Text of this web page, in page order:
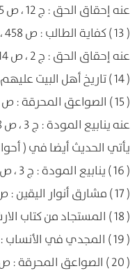
عنه إحقاق الحق : ج 12 ، ص 415 ، س 11 .
( 13 ) كفاية الطالب : ص 458 ، س 6 .
عنه إحقاق الحق : ج 2 ، ص 414 ، س 6 ، بتفاوت .
( 14 ) تاريخ أهل البيت عليهم السلام : ص 100 ، س 2
( 15 ) الصواعق المحرقة : ص 206 ، س 26 .
عنه ينابيع المودة : ج 3 ، ص 128 ، س 3 .
يأتي الحديث أيضا في (
( 16 ) ينابيع المودة : ج 3 ، ص 301 ، س 4 .
( 17 ) مشارق أنوار اليقين : ص 101 س 17 .
( 18 ) المستجاد من كتاب الارشاد : ص 229 ، س 5
( 19 ) المجدي في الأنساب : ص 128 ، س 15 .
( 20 ) الصواعق المحرقة : ص 206 ، س 28 .